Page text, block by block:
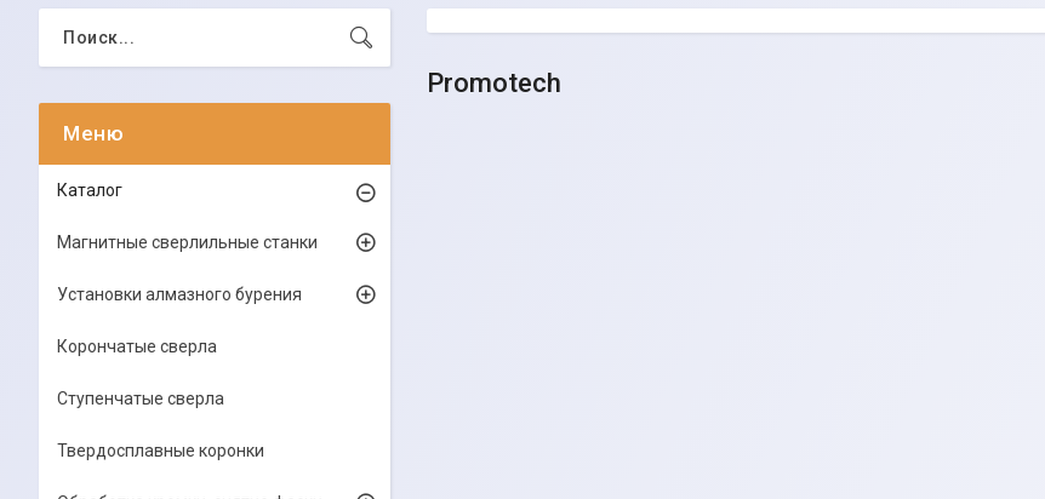
Promotech
Каталог
Магнитные сверлильные станки
Установки алмазного бурения
Корончатые сверла
Ступенчатые сверла
Твердосплавные коронки